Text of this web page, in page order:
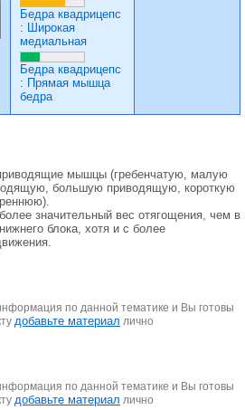
Бедра квадрицепс
: Широкая
медиальная
Бедра квадрицепс
: Прямая мышца
бедра
мышцы (гребенчатую, малую
большую приводящую, короткую
значительный вес отягощения, чем в
блока, хотя и с более
по данной тематике и Вы готовы
добавьте материал лично
по данной тематике и Вы готовы
добавьте материал лично